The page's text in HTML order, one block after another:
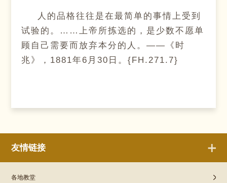
人的品格往往是在最简单的事情上受到
试验的。……上帝所拣选的，是少数不愿单
顾自己需要而放弃本分的人。——《时
兆》，1881年6月30日。{FH.271.7}
友情链接
各地教堂